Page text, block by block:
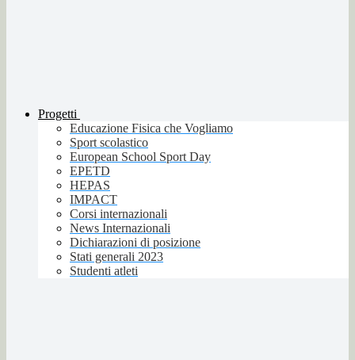
Progetti
Educazione Fisica che Vogliamo
Sport scolastico
European School Sport Day
EPETD
HEPAS
IMPACT
Corsi internazionali
News Internazionali
Dichiarazioni di posizione
Stati generali 2023
Studenti atleti